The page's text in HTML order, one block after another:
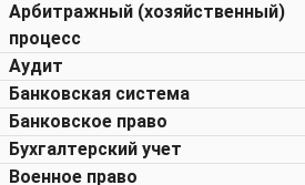
Арбитражный (хозяйственный)
процесс
Аудит
Банковская система
Банковское право
Бухгалтерский учет
Военное право